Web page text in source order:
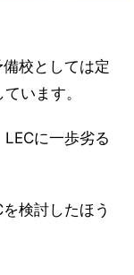
校としては定
います。
に一歩劣る
検討したほう